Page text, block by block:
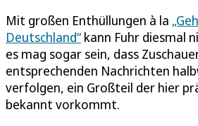
Mit großen Enthüllungen à la
Deutschland“ kann Fuhr diesmal
es mag sogar sein, dass
entsprechenden Nachrichten
verfolgen, ein Großteil der hier
bekannt vorkommt.